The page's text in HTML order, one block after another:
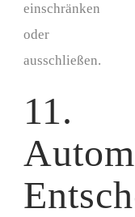
einschränken
oder
ausschließen.
11.